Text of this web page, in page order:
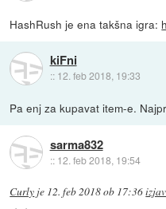
HashRush je ena takšna igra:
kiFni
:: 12. feb 2018, 19:33
Pa enj za kupavat item-e.
sarma832
:: 12. feb 2018, 19:54
Curly je 12. feb 2018 ob 17:36